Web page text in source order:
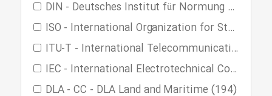
DIN - Deutsches Institut für Normung e. V. (856)
ISO - International Organization for Standardization (554)
ITU-T - International Telecommunication Union/ITU Telcommunication Sector (446)
IEC - International Electrotechnical Commission (218)
DLA - CC - DLA Land and Maritime (194)